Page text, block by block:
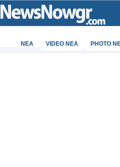
ΝΕΑ VIDEO NEA PHOTO